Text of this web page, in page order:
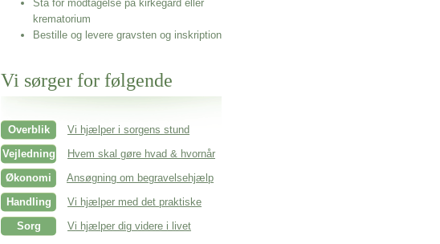
Stå for modtagelse på kirkegård eller
krematorium
Bestille og levere gravsten og inskription
Vi sørger for følgende
Overblik
Vi hjælper i sorgens stund
Vejledning
Hvem skal gøre hvad & hvornår
Økonomi
Ansøgning om begravelsehjælp
Handling
Vi hjælper med det praktiske
Sorg
Vi hjælper dig videre i livet